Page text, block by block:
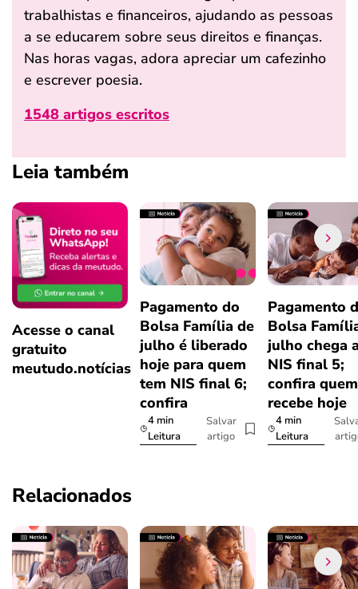
trabalhistas e financeiros, ajudando as pessoas
a se educarem sobre seus direitos e finanças.
Nas horas vagas, adora apreciar um cafezinho
e escrever poesia.
1548 artigos escritos
Leia também
Acesse o canal
gratuito
meutudo.notícias
Pagamento do
Bolsa Família de
julho é liberado
hoje para quem
tem NIS final 6;
confira
4 min
Leitura
Salvar
artigo
Pagamento
Bolsa
julho chega
NIS final 5;
confira quem
recebe hoje
4 min
Leitura
Relacionados